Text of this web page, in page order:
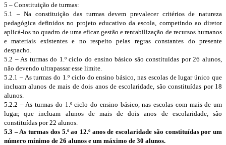
5 – Constituição de turmas:
5.1 – Na constituição das turmas devem prevalecer critérios de natureza
pedagógica definidos no projeto educativo da escola, competindo ao diretor
aplicá-los no quadro de uma eficaz gestão e rentabilização de recursos humanos
e materiais existentes e no respeito pelas regras constantes do presente
despacho.
5.2 – As turmas do 1.º ciclo do ensino básico são constituídas por 26 alunos,
não devendo ultrapassar esse limite.
5.2.1 – As turmas do 1.º ciclo do ensino básico, nas escolas de lugar único que
incluam alunos de mais de dois anos de escolaridade, são constituídas por 18
alunos.
5.2.2 – As turmas do 1.º ciclo do ensino básico, nas escolas com mais de um
lugar, que incluam alunos de mais de dois anos de escolaridade, são
constituídas por 22 alunos.
5.3 – As turmas dos 5.º ao 12.º anos de escolaridade são constituídas por um
número mínimo de 26 alunos e um máximo de 30 alunos.